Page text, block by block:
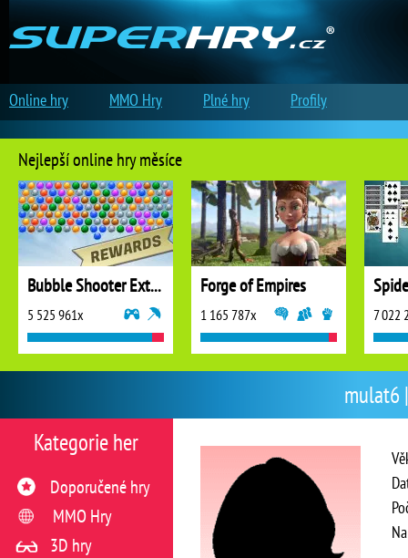
mulat6
Kategorie her
Doporučené hry
MMO Hry
3D hry
Nejlepší online hry měsíce
Bubble Shooter Extreme
5 525 961x
Forge of Empires
1 165 787x 7 022
Online hry MMO Hry Plné hry Profily